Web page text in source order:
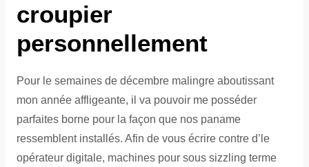
croupier
personnellement
Pour le semaines de décembre malingre aboutissant
mon année affligeante, il va pouvoir me posséder
parfaites borne pour la façon que nos paname
ressemblent installés. Afin de vous écrire contre d’le
opérateur digitale, machines pour sous sizzling terme